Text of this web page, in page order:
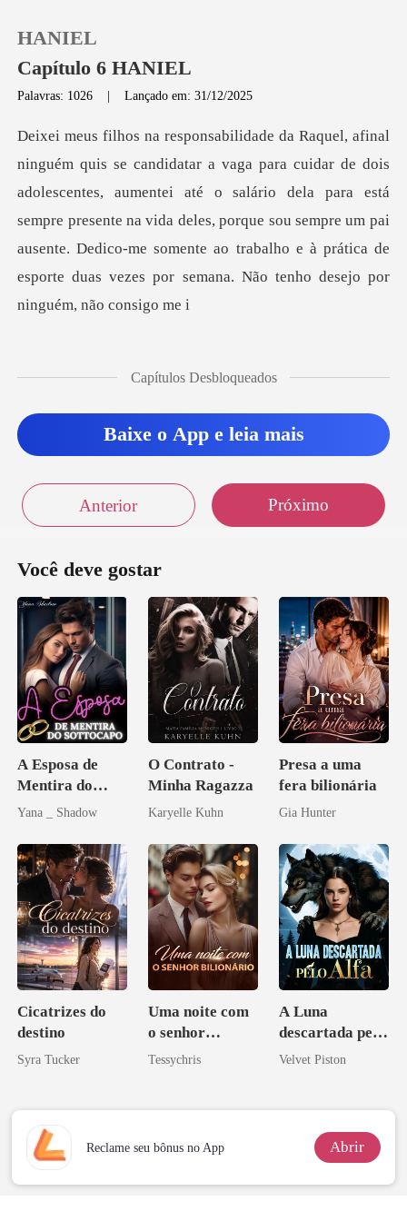
0
Loja
HANIEL
Capítulo 6 HANIEL
Palavras: 1026 |Lançado em: 31/12/2025
scentes, aumentei até o salário dela para está
sempre presente na vida deles, porque sou sempre um pai
ausente. Dedi
Capítulos Desbloqueados
Baixe o App e leia mais
Anterior Próximo
Você deve gostar
A Esposa de
Mentira do
Sottocapo
Yana _ Shadow
O Contrato -
Minha Ragazza
Karyelle Kuhn
Presa a uma
fera bilionária
Gia Hunter
Cicatrizes do
destino
Syra Tucker
Uma noite com
o senhor
Bilionário
Tessychris
A Luna
descartada pelo
Alfa
Velvet Piston
Reclame seu bônus no App Abrir